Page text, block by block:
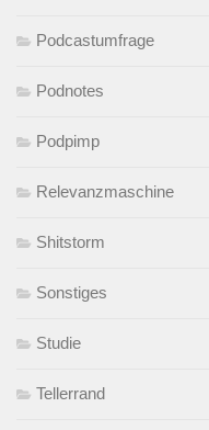
Podcastumfrage
Podnotes
Podpimp
Relevanzmaschine
Shitstorm
Sonstiges
Studie
Tellerrand